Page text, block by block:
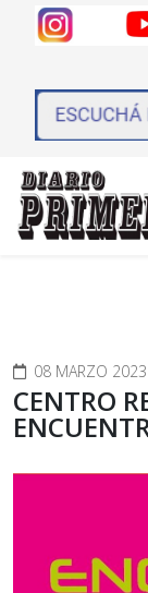
08 MARZO 2023
CENTRO